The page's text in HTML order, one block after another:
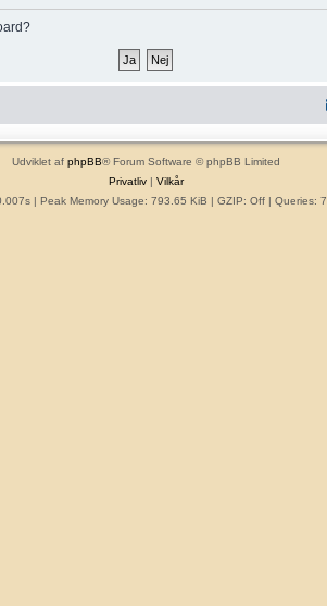
Udviklet af phpBB® Forum Software © phpBB Limited
Privatliv| Vilkår
| Peak Memory Usage: 793.65 KiB | GZIP: Off | Queries: 7